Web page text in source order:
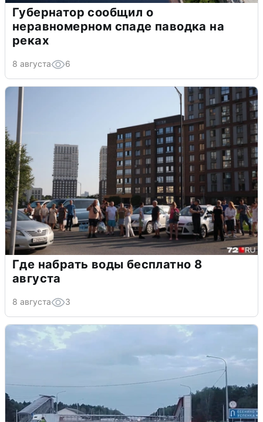
Губернатор сообщил о
неравномерном спаде паводка на
реках
8 августа 6
Где набрать воды бесплатно 8
августа
8 августа 3